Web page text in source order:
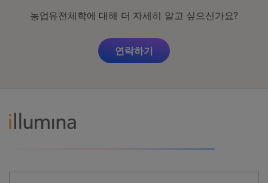
농업유전체학에 대해 더 자세히 알고 싶으신가요?
연락하기